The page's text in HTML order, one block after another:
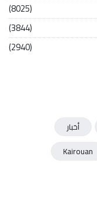
(8025)
(3844)
(2940)
أخبار
Kairouan